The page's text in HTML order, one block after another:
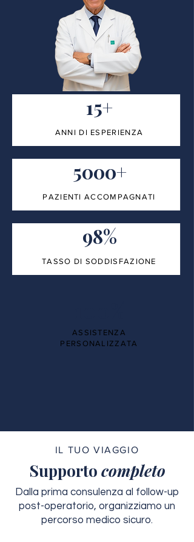
15+
ANNI DI ESPERIENZA
5000+
PAZIENTI ACCOMPAGNATI
98%
TASSO DI SODDISFAZIONE
ASSISTENZA
PERSONALIZZATA
IL TUO VIAGGIO
Supporto completo
Dalla prima consulenza al follow-up
post-operatorio, organizziamo un
percorso medico sicuro.